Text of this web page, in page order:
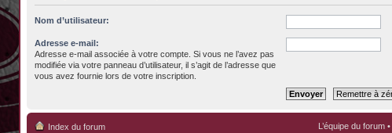
Nom d’utilisateur:
Adresse e-mail:
Adresse e-mail associée à votre compte. Si vous ne l’avez pas
modifiée via votre panneau d’utilisateur, il s’agit de l’adresse que
vous avez fournie lors de votre inscription.
Index du forum L’équipe du forum •